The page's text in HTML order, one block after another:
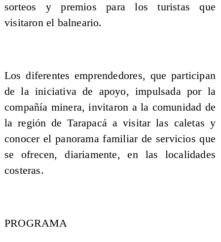
sorteos y premios para los turistas que
visitaron el balneario.
Los diferentes emprendedores, que participan
de la iniciativa de apoyo, impulsada por la
compañía minera, invitaron a la comunidad de
la región de Tarapacá a visitar las caletas y
conocer el panorama familiar de servicios que
se ofrecen, diariamente, en las localidades
costeras.
PROGRAMA